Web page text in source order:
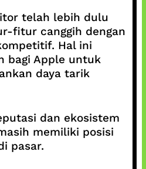
telah lebih dulu
fitur canggih dengan
Hal ini
bagi Apple untuk
daya tarik
dan ekosistem
memiliki posisi
pasar.